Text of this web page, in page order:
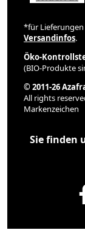
*für
Versandinfos.
Öko-
(BIO-Produkte
© 2011-26
All rights
Markenzeichen
Sie finden